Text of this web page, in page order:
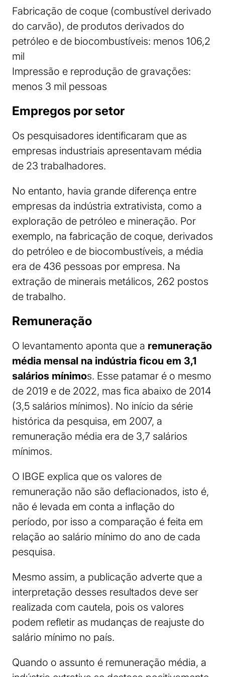
Fabricação de coque (combustível derivado
do carvão), de produtos derivados do
petróleo e de biocombustíveis: menos 106,2
mil
Impressão e reprodução de gravações:
menos 3 mil pessoas
Empregos por setor
Os pesquisadores identificaram que as
empresas industriais apresentavam média
de 23 trabalhadores.
No entanto, havia grande diferença entre
empresas da indústria extrativista, como a
exploração de petróleo e mineração. Por
exemplo, na fabricação de coque, derivados
do petróleo e de biocombustíveis, a média
era de 436 pessoas por empresa. Na
extração de minerais metálicos, 262 postos
de trabalho.
Remuneração
O levantamento aponta que a remuneração
média mensal na indústria ficou em 3,1
salários mínimos. Esse patamar é o mesmo
de 2019 e de 2022, mas fica abaixo de 2014
(3,5 salários mínimos). No início da série
histórica da pesquisa, em 2007, a
remuneração média era de 3,7 salários
mínimos.
O IBGE explica que os valores de
remuneração não são deflacionados, isto é,
não é levada em conta a inflação do
período, por isso a comparação é feita em
relação ao salário mínimo do ano de cada
pesquisa.
Mesmo assim, a publicação adverte que a
interpretação desses resultados deve ser
realizada com cautela, pois os valores
podem refletir as mudanças de reajuste do
salário mínimo no país.
Quando o assunto é remuneração média, a